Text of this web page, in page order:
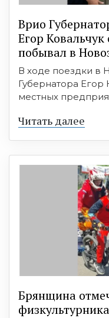
Врио
Егор
побывал в
В ходе поездки в
Губернатора Егор
местных
Читать далее
Брянщина
физкультурника